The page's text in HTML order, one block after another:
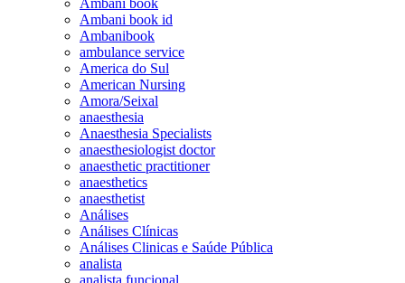
Ambani book id
Ambanibook
ambulance service
America do Sul
American Nursing
Amora/Seixal
anaesthesia
Anaesthesia Specialists
anaesthesiologist doctor
anaesthetic practitioner
anaesthetics
anaesthetist
Análises
Análises Clínicas
Análises Clinicas e Saúde Pública
analista
analista funcional